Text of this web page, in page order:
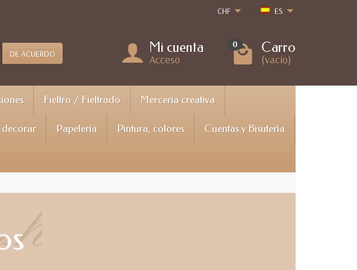
CHF ES
DE ACUERDO Mi cuenta
Acceso
0 Carro
(vacío)
Fieltro / Fieltrado Merceria creativa
decorar Papelería Pintura, colores Cuentas y Bisuterìa